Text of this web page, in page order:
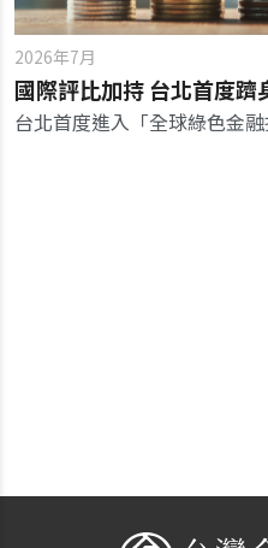
2026年7月
國際評比加持 台北首度躋